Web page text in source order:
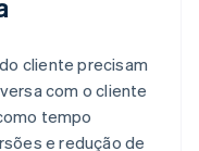
cliente precisam
com o cliente
tempo
e redução de